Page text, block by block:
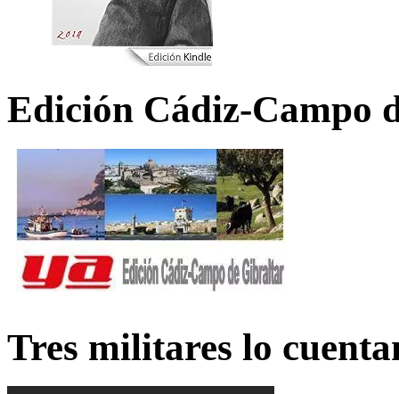
Edición Cádiz-Campo
Tres militares lo